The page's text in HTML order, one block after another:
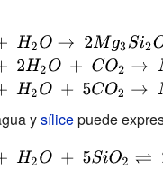
ysílicepuede